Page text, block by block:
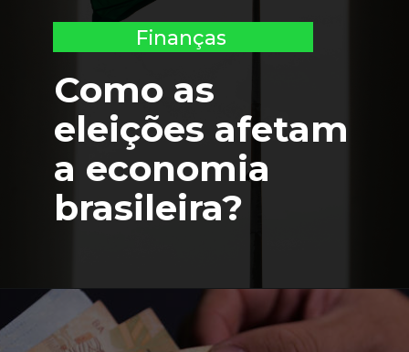
Como as
eleições afetam
a economia
brasileira?
Finanças